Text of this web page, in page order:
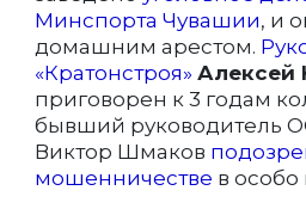
Минспорта Чувашии, и
домашним арестом.
«Кратонстроя» Алексей
приговорен к 3 годам
бывший руководитель
Виктор Шмаков
мошенничестве в